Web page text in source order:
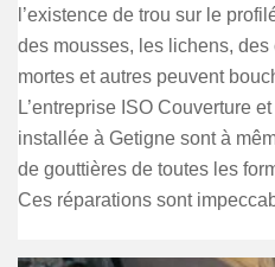
l’existence de trou sur le
des mousses, les lichens,
mortes et autres peuvent
L’entreprise ISO Couverture
installée à Getigne sont à
de gouttières de toutes les
Ces réparations sont